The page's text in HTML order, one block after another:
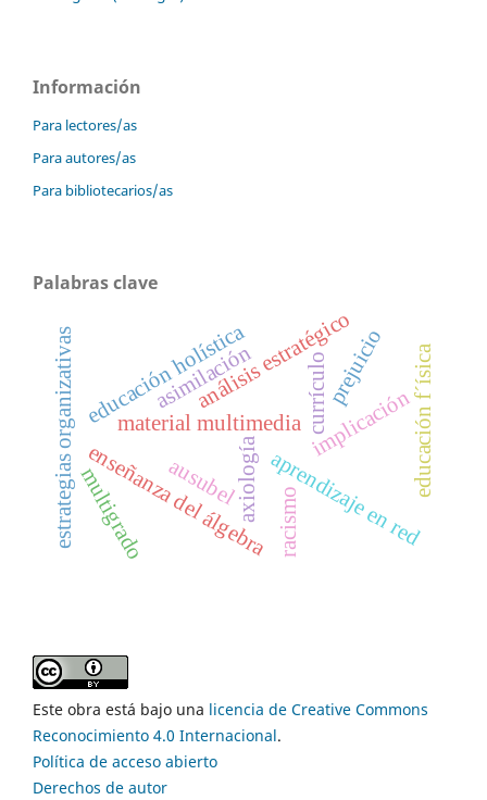
Información
Para lectores/as
Para autores/as
Para bibliotecarios/as
Palabras clave
currículo
implicación
axiología
material multimedia
enseñanza del álgebra
educación holísticaanálisis estratégico
aprendizaje en red
educación f´ísica
estrategias organizativas asimilación
racismo
prejuicio
ausubel
multigrado
Este obra está bajo una licencia de Creative Commons
Reconocimiento 4.0 Internacional.
Política de acceso abierto
Derechos de autor